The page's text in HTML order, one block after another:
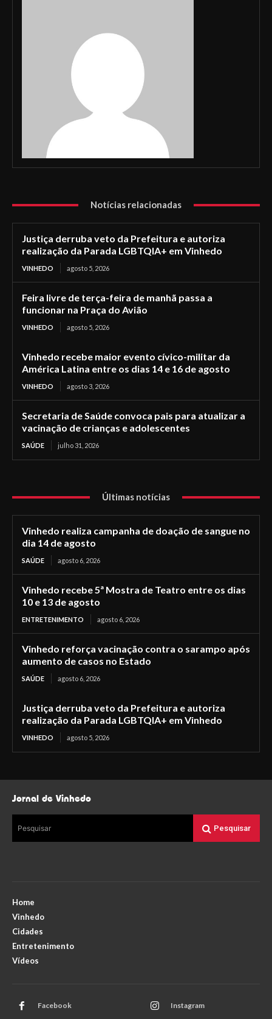
Notícias relacionadas
Justiça derruba veto da Prefeitura e autoriza
realização da Parada LGBTQIA+ em Vinhedo
VINHEDO agosto 5, 2026
Feira livre de terça-feira de manhã passa a
funcionar na Praça do Avião
VINHEDO agosto 5, 2026
Vinhedo recebe maior evento cívico-militar da
América Latina entre os dias 14 e 16 de agosto
VINHEDO agosto 3, 2026
Secretaria de Saúde convoca pais para atualizar a
vacinação de crianças e adolescentes
SAÚDE julho 31, 2026
Últimas notícias
Vinhedo realiza campanha de doação de sangue no
dia 14 de agosto
SAÚDE agosto 6, 2026
Vinhedo recebe 5ª Mostra de Teatro entre os dias
10 e 13 de agosto
ENTRETENIMENTO agosto 6, 2026
Vinhedo reforça vacinação contra o sarampo após
aumento de casos no Estado
SAÚDE agosto 6, 2026
Justiça derruba veto da Prefeitura e autoriza
realização da Parada LGBTQIA+ em Vinhedo
VINHEDO agosto 5, 2026
Jornal de Vinhedo
Pesquisar Pesquisar
Home
Vinhedo
Cidades
Entretenimento
Vídeos
Facebook Instagram